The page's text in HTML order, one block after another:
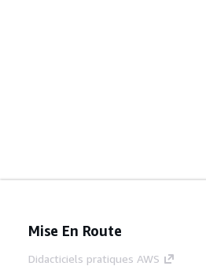
Mise En Route
Didacticiels pratiques AWS